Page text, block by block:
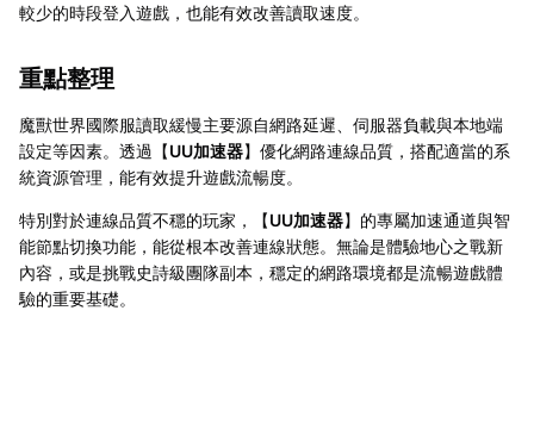
較少的時段登入遊戲，也能有效改善讀取速度。
重點整理
魔獸世界國際服讀取緩慢主要源自網路延遲、伺服器負載與本地端
設定等因素。透過【UU加速器】優化網路連線品質，搭配適當的系
統資源管理，能有效提升遊戲流暢度。
特別對於連線品質不穩的玩家，【UU加速器】的專屬加速通道與智
能節點切換功能，能從根本改善連線狀態。無論是體驗地心之戰新
內容，或是挑戰史詩級團隊副本，穩定的網路環境都是流暢遊戲體
驗的重要基礎。